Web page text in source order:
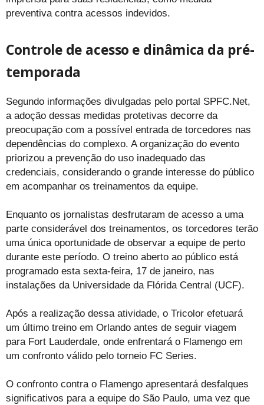
preventiva contra acessos indevidos.
Controle de acesso e dinâmica da pré-
temporada
Segundo informações divulgadas pelo portal SPFC.Net,
a adoção dessas medidas protetivas decorre da
preocupação com a possível entrada de torcedores nas
dependências do complexo. A organização do evento
priorizou a prevenção do uso inadequado das
credenciais, considerando o grande interesse do público
em acompanhar os treinamentos da equipe.
Enquanto os jornalistas desfrutaram de acesso a uma
parte considerável dos treinamentos, os torcedores terão
uma única oportunidade de observar a equipe de perto
durante este período. O treino aberto ao público está
programado esta sexta-feira, 17 de janeiro, nas
instalações da Universidade da Flórida Central (UCF).
Após a realização dessa atividade, o Tricolor efetuará
um último treino em Orlando antes de seguir viagem
para Fort Lauderdale, onde enfrentará o Flamengo em
um confronto válido pelo torneio FC Series.
O confronto contra o Flamengo apresentará desfalques
significativos para a equipe do São Paulo, uma vez que